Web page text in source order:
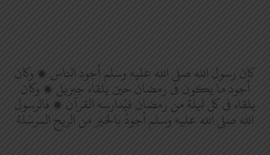
كان رسول الله صلى الله عليه وسلم أجود الناس ، وكان
أجود ما يكون في رمضان حين يلقاه جبريل ، وكان
يلقاه في كل ليلة من رمضان فيُدارسه القرآن ، فالرسول
الله صلى الله عليه وسلم أجودُ بالخير من الريح المرسَلة